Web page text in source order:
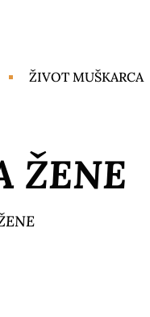
ŽIVOT MUŠKARCA
ŽENE